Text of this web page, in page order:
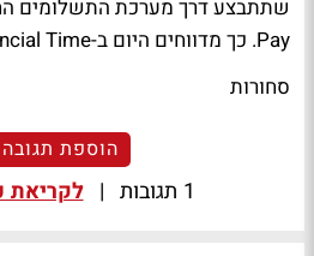
Pay. כך מדווחים היום ב-Financial Time.
סחורות
הוספת תגובה
1 תגובות | לקריאת